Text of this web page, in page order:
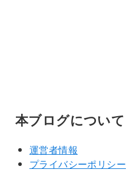
本ブログについて
運営者情報
プライバシーポリシー